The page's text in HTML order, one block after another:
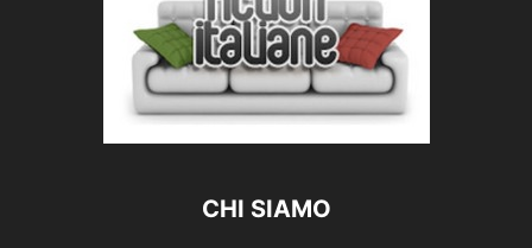
CHI SIAMO